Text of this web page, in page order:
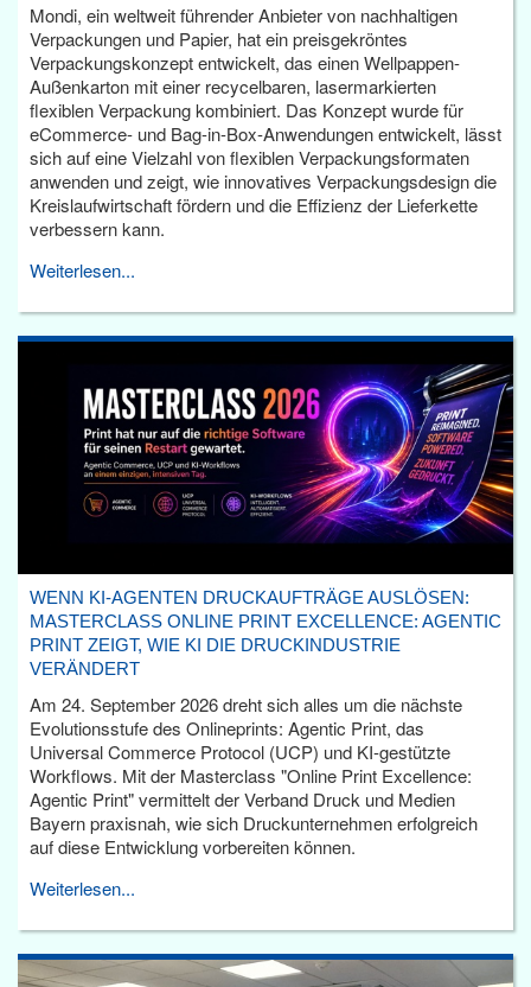
Mondi, ein weltweit führender Anbieter von nachhaltigen
Verpackungen und Papier, hat ein preisgekröntes
Verpackungskonzept entwickelt, das einen Wellpappen-
Außenkarton mit einer recycelbaren, lasermarkierten
flexiblen Verpackung kombiniert. Das Konzept wurde für
eCommerce- und Bag-in-Box-Anwendungen entwickelt, lässt
sich auf eine Vielzahl von flexiblen Verpackungsformaten
anwenden und zeigt, wie innovatives Verpackungsdesign die
Kreislaufwirtschaft fördern und die Effizienz der Lieferkette
verbessern kann.
Weiterlesen...
WENN KI-AGENTEN DRUCKAUFTRÄGE AUSLÖSEN:
MASTERCLASS ONLINE PRINT EXCELLENCE: AGENTIC
PRINT ZEIGT, WIE KI DIE DRUCKINDUSTRIE
VERÄNDERT
Am 24. September 2026 dreht sich alles um die nächste
Evolutionsstufe des Onlineprints: Agentic Print, das
Universal Commerce Protocol (UCP) und KI-gestützte
Workflows. Mit der Masterclass "Online Print Excellence:
Agentic Print" vermittelt der Verband Druck und Medien
Bayern praxisnah, wie sich Druckunternehmen erfolgreich
auf diese Entwicklung vorbereiten können.
Weiterlesen...